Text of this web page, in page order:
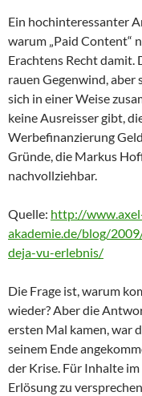
Ein hochinteressanter
warum „Paid Content“
Erachtens Recht damit.
rauen Gegenwind, aber
sich in einer Weise
keine Ausreisser gibt,
Werbefinanzierung
Gründe, die Markus
nachvollziehbar.
Quelle: http://
akademie.de/blog/
deja-vu-erlebnis/
Die Frage ist, warum
wieder? Aber die
ersten Mal kamen, war
seinem Ende
der Krise. Für Inhalte
Erlösung zu